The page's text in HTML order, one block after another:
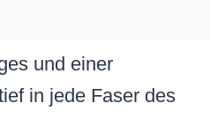
und einer
in jede Faser des